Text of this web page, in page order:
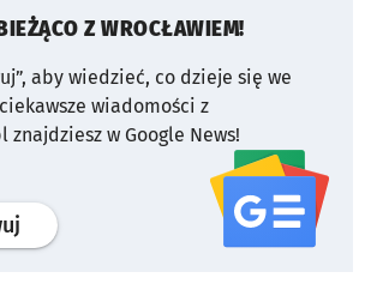
Z WROCŁAWIEM!
aby wiedzieć, co dzieje się we
wiadomości z
znajdziesz w Google News!
profil serwisu